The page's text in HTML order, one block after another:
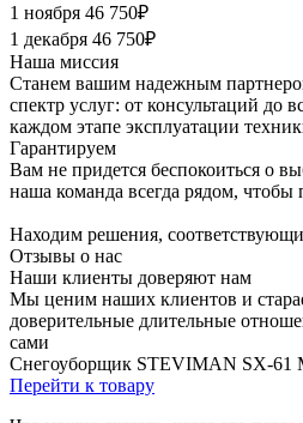
1 ноября 46 750₽
1 декабря 46 750₽
Наша миссия
Станем вашим надежным
спектр услуг: от консультаций до
каждом этапе эксплуатации
Гарантируем
Вам не придется беспокоиться о
наша команда всегда рядом, чтобы
Находим решения,
Отзывы о нас
Наши клиенты доверяют нам
Мы ценим наших клиентов и
доверительные длительные
сами
Снегоуборщик STEVIMAN SX-61
Перейти к товару